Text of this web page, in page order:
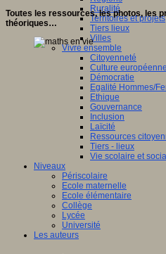
Ruralité
Territoires et projets
Tiers lieux
Villes
Vivre ensemble
Citoyenneté
Culture européenne
Démocratie
Egalité Hommes/
Ethique
Gouvernance
Inclusion
Laïcité
Ressources
Tiers - lieux
Vie scolaire et
Niveaux
Périscolaire
Ecole maternelle
Ecole élémentaire
Collège
Lycée
Université
Les auteurs
Toutes les ressources, les photos, les
théoriques…